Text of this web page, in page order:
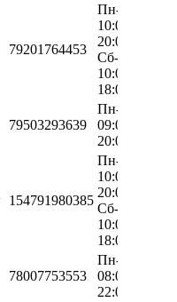
79201764453
Пн-Пт
10:00-
20:00
Сб-Вс
10:00-
18:00
79503293639
Пн-Вс
09:00-
20:00
154791980385
Пн-Пт
10:00-
20:00
Сб-Вс
10:00-
18:00
78007753553
Пн-Пт
08:00-
22:00